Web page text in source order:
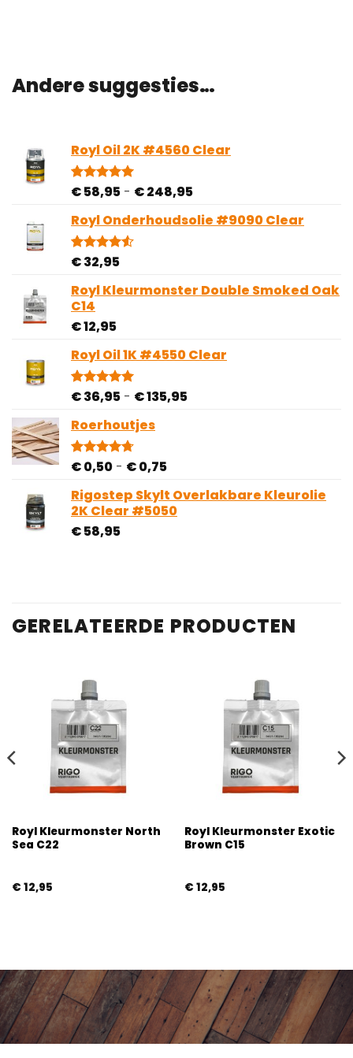
Andere suggesties…
Royl Oil 2K #4560 Clear
Gewaardeerd
gebaseerd
op
1
klantbeoordeling
€58,95 - €248,95Prijsklasse:
tot
Royl Onderhoudsolie #9090 Clear
Gewaardeerd
gebaseerd
op
4
klantbeoordelingen
€32,95
Royl Kleurmonster Double Smoked Oak
C14
€12,95
Royl Oil 1K #4550 Clear
Gewaardeerd
gebaseerd
op
2
klantbeoordelingen
€36,95 - €135,95Prijsklasse:
Roerhoutjes
Gewaardeerd
gebaseerd
op
3
klantbeoordelingen
€0,50 - €0,75Prijsklasse:
tot
€ 0,75
Rigostep Skylt Overlakbare Kleurolie
2K Clear #5050
€58,95
GERELATEERDE PRODUCTEN
Royl Kleurmonster North
Sea C22
€ 12,95
Royl Kleurmonster Exotic
Brown C15
€ 12,95